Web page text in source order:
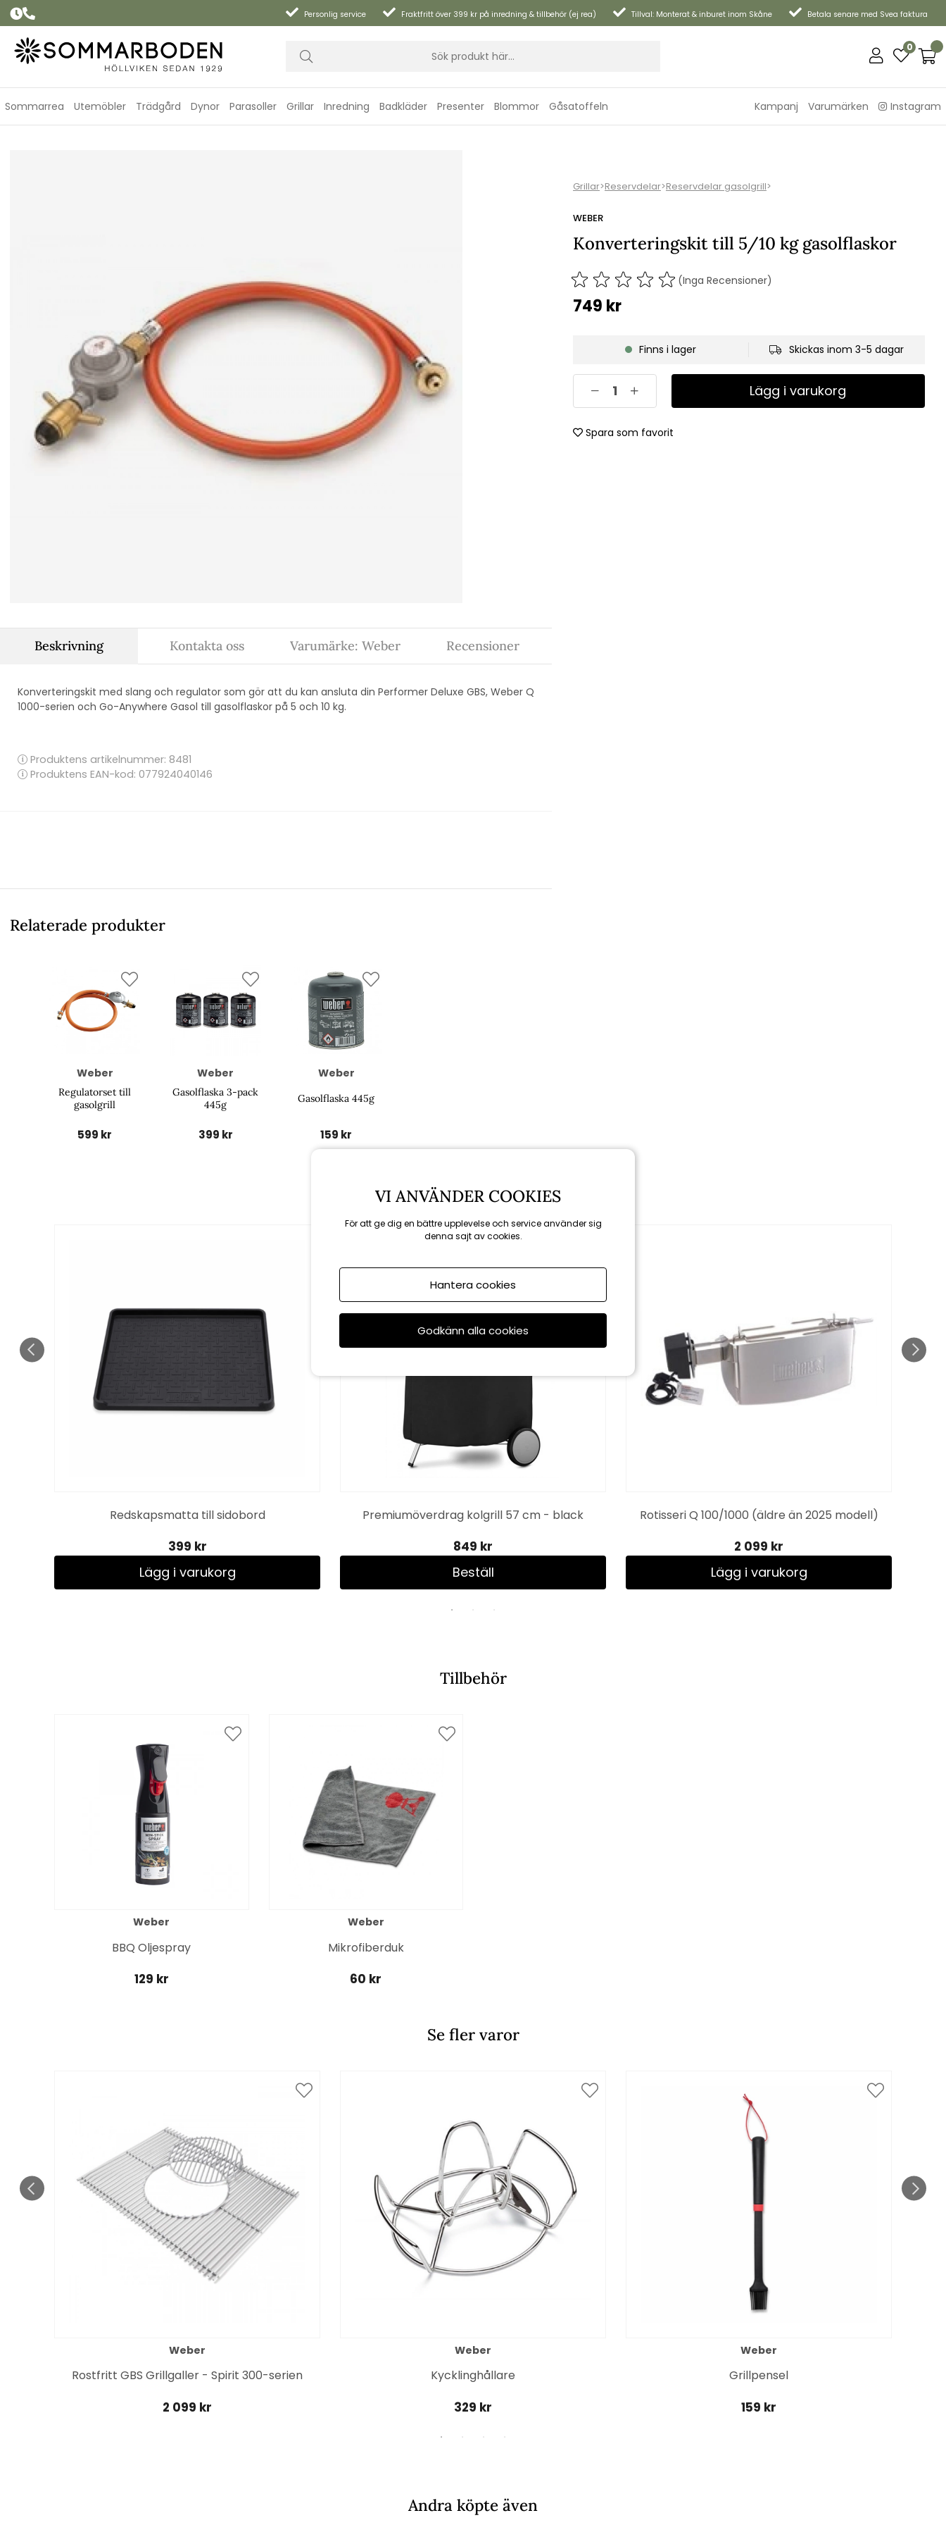
Personlig service Fraktfritt över 399 kr på inredning & tillbehör (ej rea) Tillval: Monterat & inburet inom Skåne Betala senare med Svea faktura
0
Sommarrea Utemöbler Trädgård Dynor Parasoller Grillar Inredning Badkläder Presenter Blommor Gåsatoffeln Kampanj Varumärken Instagram
Grillar>Reservdelar>Reservdelar gasolgrill>
WEBER
Konverteringskit till 5/10 kg gasolflaskor
(Inga Recensioner)
749 kr
Finns i lager Skickas inom 3-5 dagar
Lägg i varukorg
Spara som favorit
Beskrivning
Konverteringskit med slang och regulator som gör att du kan ansluta din Performer Deluxe GBS, Weber Q
1000-serien och Go-Anywhere Gasol till gasolflaskor på 5 och 10 kg.
Produktens artikelnummer: 8481
Produktens EAN-kod: 077924040146
Kontakta oss Varumärke: Weber Recensioner
Relaterade produkter
Weber
Regulatorset till
gasolgrill
599 kr
Weber
Gasolflaska 3-pack
445g
399 kr
Weber
Gasolflaska 445g
159 kr
Rekommenderade tillbehör
Redskapsmatta till sidobord
399 kr
Lägg i varukorg
Premiumöverdrag kolgrill 57 cm - black
849 kr
Beställ
Rotisseri Q 100/1000 (äldre än 2025 modell)
2 099 kr
Lägg i varukorg
Tillbehör
Weber
BBQ Oljespray
129 kr
Weber
Mikrofiberduk
60 kr
Se fler varor
Weber
Rostfritt GBS Grillgaller - Spirit 300-serien
2 099 kr
Weber
Kycklinghållare
329 kr
Weber
Grillpensel
159 kr
Andra köpte även
VI ANVÄNDER COOKIES
För att ge dig en bättre upplevelse och service använder sig
denna sajt av cookies.
Hantera cookies
Godkänn alla cookies